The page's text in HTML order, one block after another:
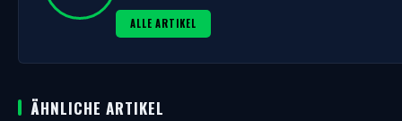
ALLE ARTIKEL
ÄHNLICHE ARTIKEL